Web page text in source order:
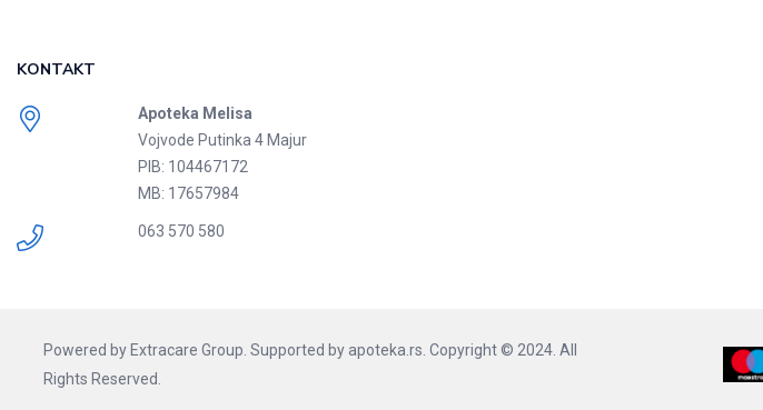
KONTAKT
Apoteka Melisa
Vojvode Putinka 4 Majur
PIB: 104467172
MB: 17657984
063 570 580
Powered by Extracare Group. Supported by apoteka.rs. Copyright © 2024. All
Rights Reserved.